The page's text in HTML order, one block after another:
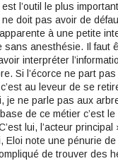
l’outil le plus
ne doit pas avoir de
à une petite
sans anesthésie. Il faut
interpréter
Si l’écorce ne part pas
au leveur de se
je ne parle pas aux
de ce métier c’est
lui, l’acteur principal
Eloi note une pénurie
de trouver des